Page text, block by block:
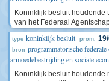
Koninklijk besluit houdende
van het Federaal
type koninklijk besluit prom.
bron programmatorische
armoedebestrijding en sociale
Koninklijk besluit houdende